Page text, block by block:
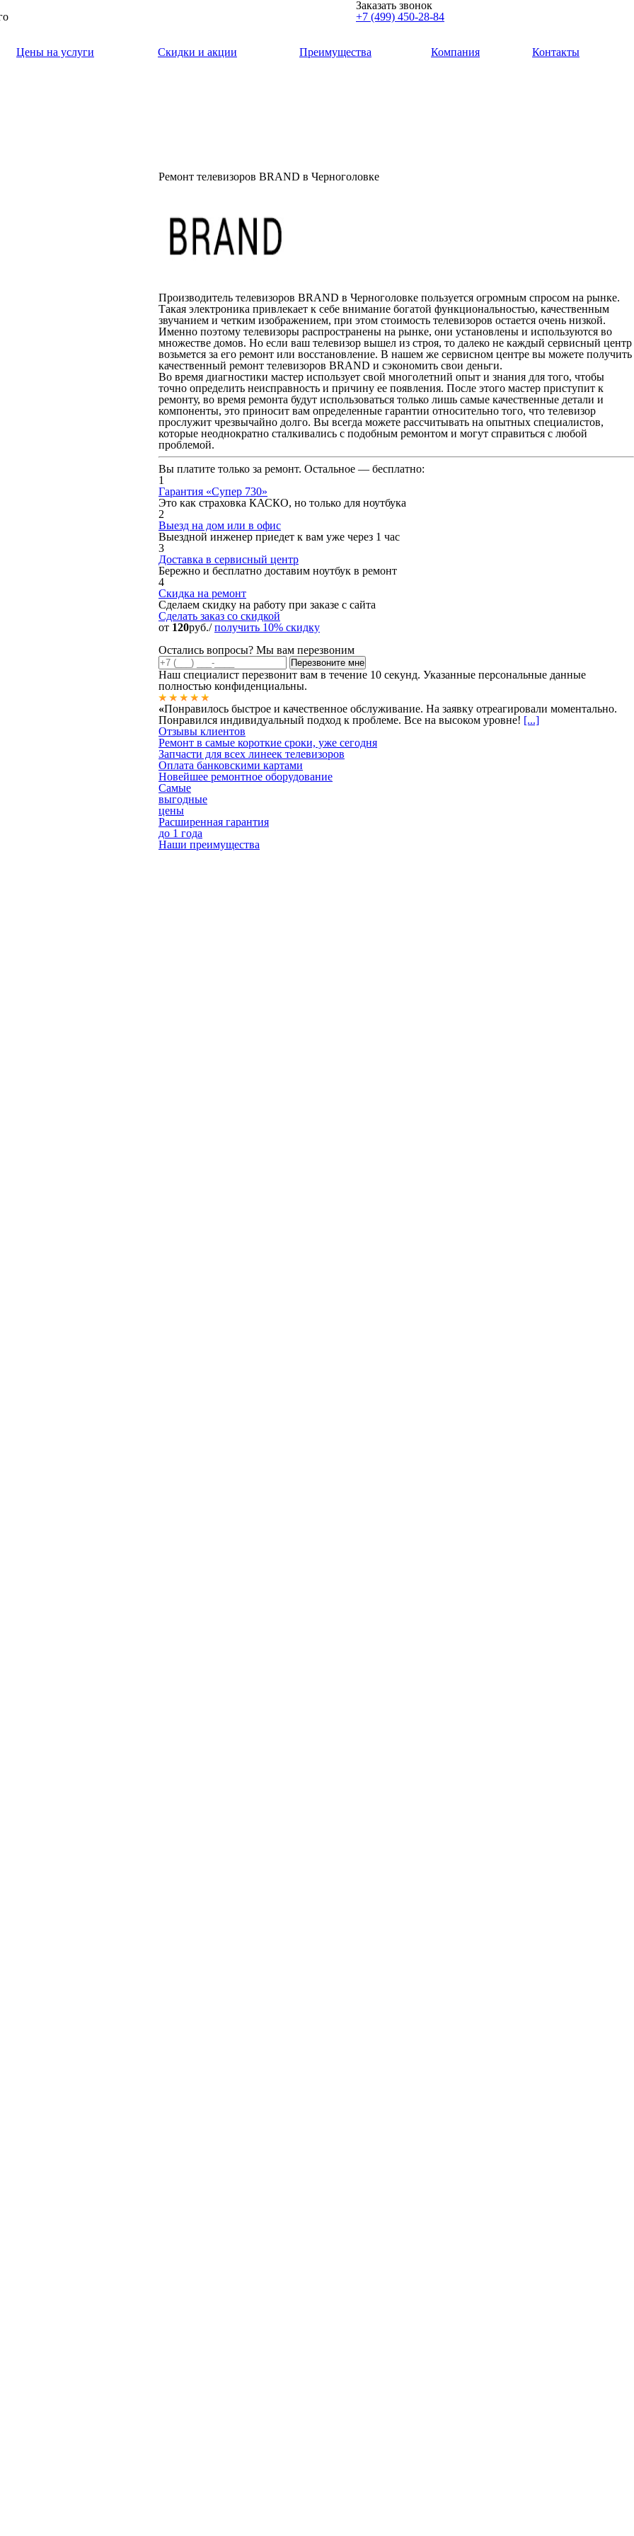
Заказать звонок
+7 (499) 450-28-84
Цены на услуги Скидки и акции Преимущества Компания Контакты
Ремонт телевизоров BRAND в Черноголовке
Производитель телевизоров BRAND в Черноголовке пользуется огромным спросом на рынке.
Такая электроника привлекает к себе внимание богатой функциональностью, качественным
звучанием и четким изображением, при этом стоимость телевизоров остается очень низкой.
Именно поэтому телевизоры распространены на рынке, они установлены и используются во
множестве домов. Но если ваш телевизор вышел из строя, то далеко не каждый сервисный центр
возьмется за его ремонт или восстановление. В нашем же сервисном центре вы можете получить
качественный ремонт телевизоров BRAND и сэкономить свои деньги.
Во время диагностики мастер использует свой многолетний опыт и знания для того, чтобы
точно определить неисправность и причину ее появления. После этого мастер приступит к
ремонту, во время ремонта будут использоваться только лишь самые качественные детали и
компоненты, это приносит вам определенные гарантии относительно того, что телевизор
прослужит чрезвычайно долго. Вы всегда можете рассчитывать на опытных специалистов,
которые неоднократно сталкивались с подобным ремонтом и могут справиться с любой
проблемой.
Вы платите только за ремонт. Остальное — бесплатно:
1
Гарантия «Супер 730»
Это как страховка КАСКО, но только для ноутбука
2
Выезд на дом или в офис
Выездной инженер приедет к вам уже через 1 час
3
Доставка в сервисный центр
Бережно и бесплатно доставим ноутбук в ремонт
4
Скидка на ремонт
Сделаем скидку на работу при заказе с сайта
Сделать заказ со скидкой
от 120руб./получить 10% скидку
Остались вопросы? Мы вам перезвоним
Наш специалист перезвонит вам в течение 10 секунд. Указанные персональные данные
полностью конфиденциальны.
«Понравилось быстрое и качественное обслуживание. На заявку отреагировали моментально.
Понравился индивидуальный подход к проблеме. Все на высоком уровне! [...]
Отзывы клиентов
Ремонт в самые короткие сроки, уже сегодня
Запчасти для всех линеек телевизоров
Оплата банковскими картами
Новейшее ремонтное оборудование
Самые
выгодные
цены
Расширенная гарантия
до 1 года
Наши преимущества